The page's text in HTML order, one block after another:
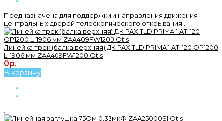
Предназначена для поддержки и направления движения
центральных дверей телескопического открывания...
Линейка трек (балка верхняя) ДК PAX TLD PRIMA 1 AT-120 OP1200
L-1906 мм ZAA409FW1200 Otis
0р.
В корзину